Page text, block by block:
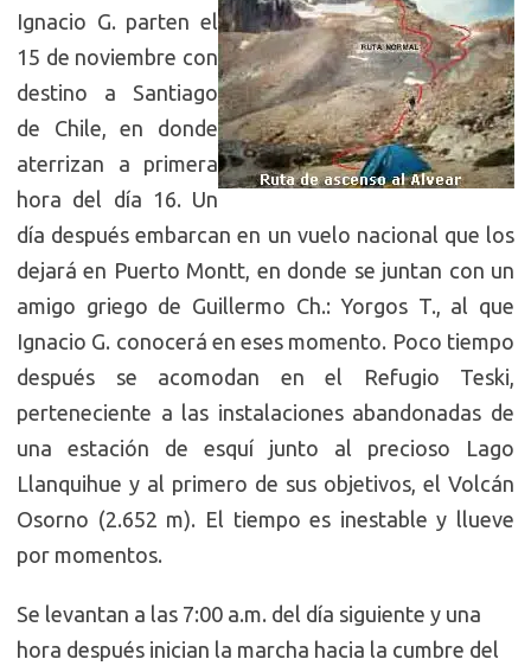
Ignacio G. parten el
15 de noviembre con
destino a Santiago
de Chile, en donde
aterrizan a primera
hora del día 16. Un
día después embarcan en un vuelo nacional que los
dejará en Puerto Montt, en donde se juntan con un
amigo griego de Guillermo Ch.: Yorgos T., al que
Ignacio G. conocerá en eses momento. Poco tiempo
después se acomodan en el Refugio Teski,
perteneciente a las instalaciones abandonadas de
una estación de esquí junto al precioso Lago
Llanquihue y al primero de sus objetivos, el Volcán
Osorno (2.652 m). El tiempo es inestable y llueve
por momentos.
Se levantan a las 7:00 a.m. del día siguiente y una
hora después inician la marcha hacia la cumbre del